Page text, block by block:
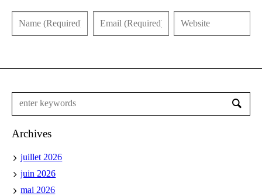
Archives
juillet 2026
juin 2026
mai 2026